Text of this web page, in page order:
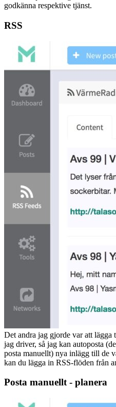
godkänna respektive tjänst.
RSS
Det andra jag gjorde var att lägga
jag driver, så jag kan autoposta
posta manuellt) nya inlägg till de
kan du lägga in RSS-flöden från
Posta manuellt - planera